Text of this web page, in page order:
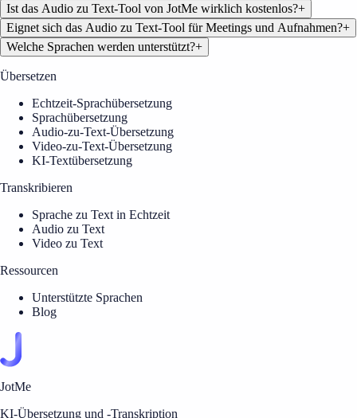
Ist das Audio zu Text-Tool von JotMe wirklich kostenlos?+
Eignet sich das Audio zu Text-Tool für Meetings und Aufnahmen?+
Welche Sprachen werden unterstützt?+
Übersetzen
Echtzeit-Sprachübersetzung
Sprachübersetzung
Audio-zu-Text-Übersetzung
Video-zu-Text-Übersetzung
KI-Textübersetzung
Transkribieren
Sprache zu Text in Echtzeit
Audio zu Text
Video zu Text
Ressourcen
Unterstützte Sprachen
Blog
JotMe
KI-Übersetzung und -Transkription